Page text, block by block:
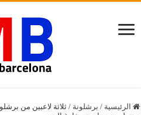
الرئيسية / برشلونة / ثلاثة لاعبين من